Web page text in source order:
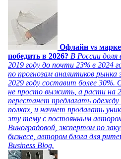
Офлайн vs
победить в 2026? В России доля
2019 году до почти 23% в 2024
по прогнозам аналитиков рынка
2029 году составит более
не просто выжить, а расти на
перестанет предлагать одежду
полках, и начнет продавать
эту тему с постоянным
Виноградовой, экспертом по
бизнесе, автором блога для
Business Blog.